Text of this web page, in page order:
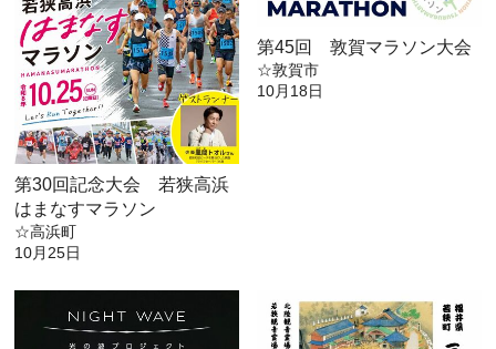
第30回記念大会 若狭高浜
はまなすマラソン
☆高浜町
10月25日
第45回 敦賀マラソン大会
☆敦賀市
10月18日